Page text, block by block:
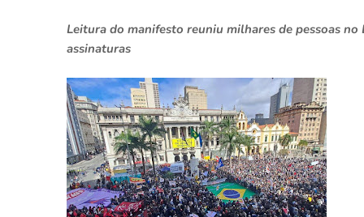
Leitura do manifesto reuniu milhares de pessoas
assinaturas